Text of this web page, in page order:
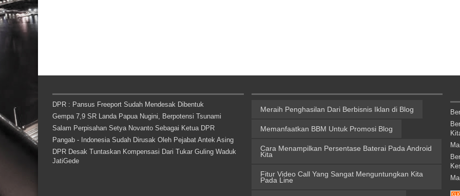
DPR : Pansus Freeport Sudah Mendesak Dibentuk
Gempa 7,9 SR Landa Papua Nugini, Berpotensi Tsunami
Salam Perpisahan Setya Novanto Sebagai Ketua DPR
Pangab - Indonesia Sudah Dirusak Oleh Pejabat Antek Asing
DPR Desak Tuntaskan Kompensasi Dari Tukar Guling Waduk
JatiGede
Meraih Penghasilan Dari Berbisnis Iklan di Blog
Memanfaatkan BBM Untuk Promosi Blog
Cara Menampilkan Persentase Baterai Pada Android
Kita
Fitur Video Call Yang Sangat Menguntungkan Kita
Pada Line